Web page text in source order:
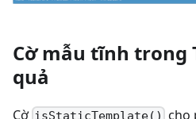
Cờ mẫu tĩnh trong
quả
Cờ isStaticTemplate() cho